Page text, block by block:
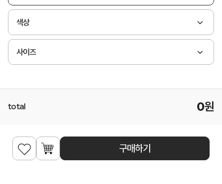
색상
사이즈
total 0원
구매하기